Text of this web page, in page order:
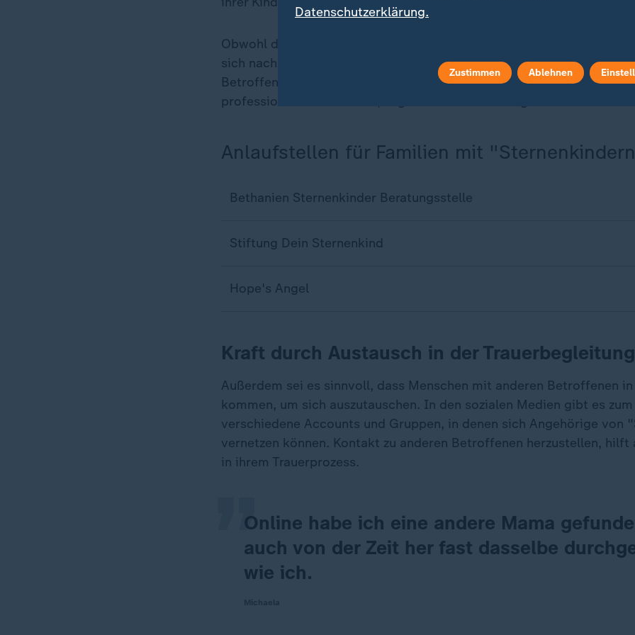
Obwohl der frühe Tod des eigenen Kindes für viele Menschen
sich nach wie vor um ein Tabuthema in der Gesellschaft. Es sei
Betroffene wissen, dass es Anlaufstellen gebe, die in der
professionell unterstützen, sagt Hebamme Beulting.
Anlaufstellen für Familien mit
Bethanien Sternenkinder Beratungsstelle
Stiftung Dein Sternenkind
Hope's Angel
Kraft durch Austausch in der Trauerbegleitung
Außerdem sei es sinnvoll, dass Menschen mit anderen Betroffenen
kommen, um sich auszutauschen. In den sozialen Medien gibt es
verschiedene Accounts und Gruppen, in denen sich Angehörige von
vernetzen können. Kontakt zu anderen Betroffenen herzustellen, hilft
in ihrem Trauerprozess.
Online habe ich eine andere Mama
auch von der Zeit her fast dasselbe
wie ich.
„
Datenschutzerklärung.
Zustimmen Ablehnen